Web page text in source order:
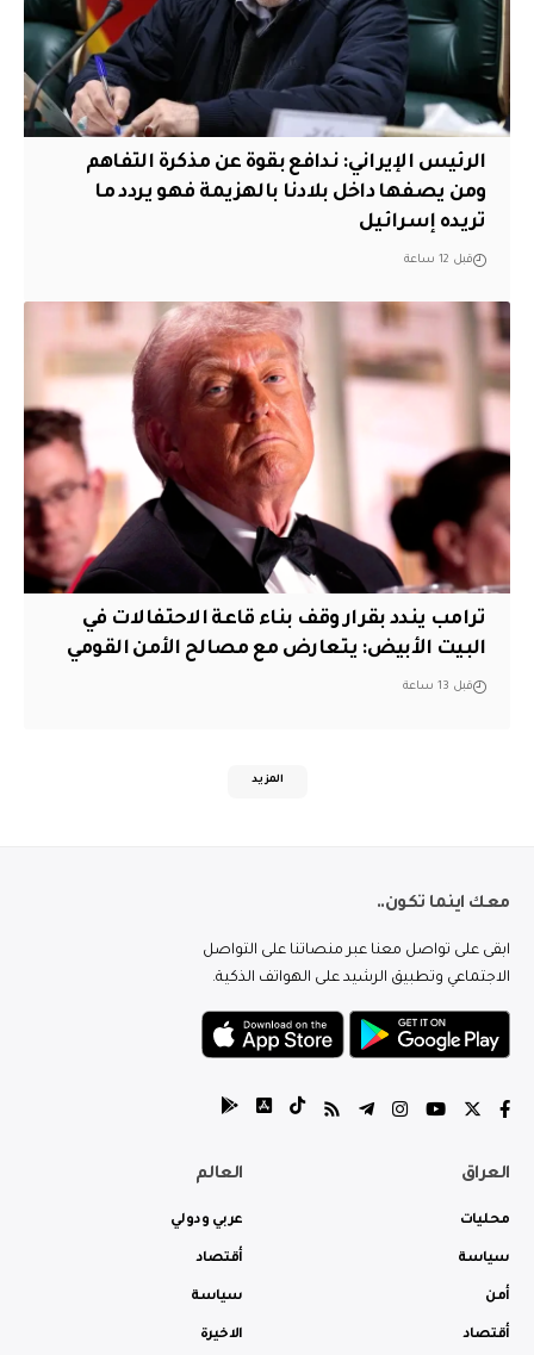
الرئيس الإيراني: ندافع بقوة عن مذكرة التفاهم
ومن يصفها داخل بلادنا بالهزيمة فهو يردد ما
تريده إسرائيل
قبل 12 ساعة
ترامب يندد بقرار وقف بناء قاعة الاحتفالات في
البيت الأبيض: يتعارض مع مصالح الأمن القومي
قبل 13 ساعة
المزيد
معك اينما تكون..
ابقى على تواصل معنا عبر منصاتنا على التواصل
الاجتماعي وتطبيق الرشيد على الهواتف الذكية.
العراق
محليات
سياسة
أمن
أقتصاد
العالم
عربي ودولي
أقتصاد
سياسة
الاخيرة